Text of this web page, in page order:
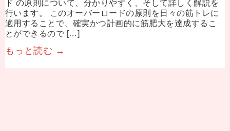
ド の原則について、分かりやすく、そして詳しく解説を
行います。 このオーバーロードの原則を日々の筋トレに
適用することで、確実かつ計画的に筋肥大を達成するこ
とができるので […]
もっと読む →